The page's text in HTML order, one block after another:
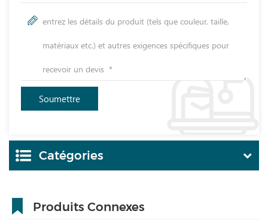
Catégories
Produits Connexes